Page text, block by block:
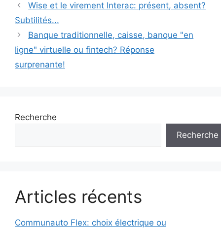
Wise et le virement Interac: présent, absent?
Subtilités...
Banque traditionnelle, caisse, banque "en
ligne" virtuelle ou fintech? Réponse
surprenante!
Recherche
Recherche
Articles récents
Communauto Flex: choix électrique ou